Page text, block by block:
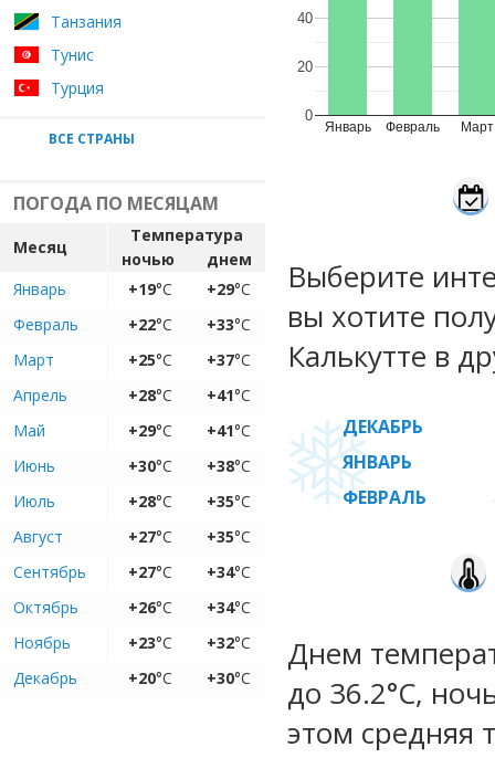
Танзания
Тунис
Турция
ВСЕ СТРАНЫ
ПОГОДА ПО МЕСЯЦАМ
Месяц
Температура
ночью
днем
Январь
+19°C +29°C
Февраль
+22°C +33°C
Март
+25°C +37°C
Апрель
+28°C +41°C
Май
+29°C +41°C
Июнь
+30°C +38°C
Июль
+28°C +35°C
Август
+27°C +35°C
Сентябрь
+27°C +34°C
Октябрь
+26°C +34°C
Ноябрь
+23°C +32°C
Декабрь
+20°C +30°C
Январь Февраль Март
0
20
40
Выберите
вы хотите
Калькутте в
ДЕКАБРЬ
ЯНВАРЬ
ФЕВРАЛЬ
Днем
до 36.2°C,
этом средняя